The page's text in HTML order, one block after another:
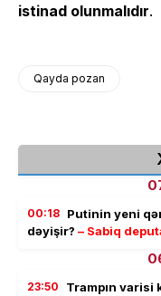
istinad olunmalıdır.
Qayda pozan
00:18 Putinin yeni
dəyişir? – Sabiq
23:50 Trampın varisi